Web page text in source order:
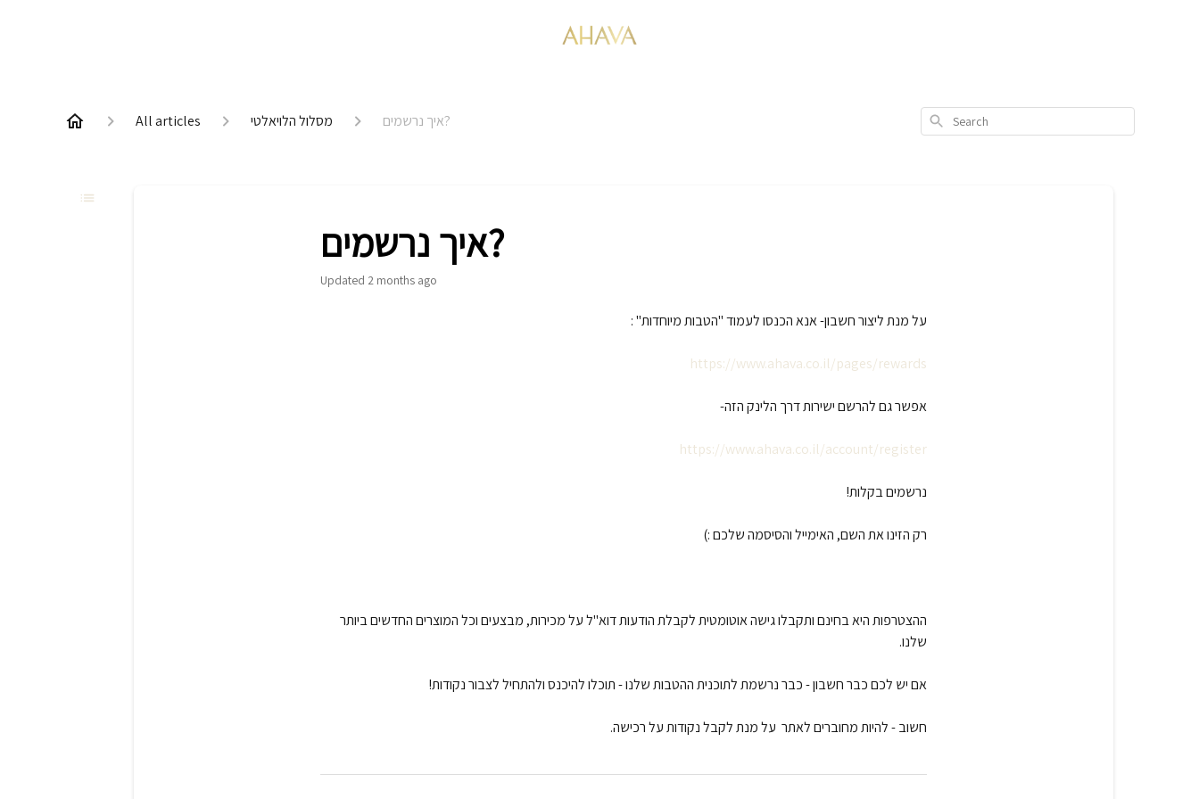
All articles מסלול הלויאלטי איך נרשמים? Search
איך נרשמים?
Updated 2 months ago
על מנת ליצור חשבון- אנא הכנסו לעמוד "הטבות מיוחדות" :
https://www.ahava.co.il/pages/rewards
אפשר גם להרשם ישירות דרך הלינק הזה-
https://www.ahava.co.il/account/register
נרשמים בקלות!
רק הזינו את השם, האימייל והסיסמה שלכם :)
ההצטרפות היא בחינם ותקבלו גישה אוטומטית לקבלת הודעות דוא"ל על מכירות, מבצעים וכל המוצרים החדשים ביותר
שלנו.
אם יש לכם כבר חשבון - כבר נרשמת לתוכנית ההטבות שלנו - תוכלו להיכנס ולהתחיל לצבור נקודות!
חשוב - להיות מחוברים לאתר על מנת לקבל נקודות על רכישה.